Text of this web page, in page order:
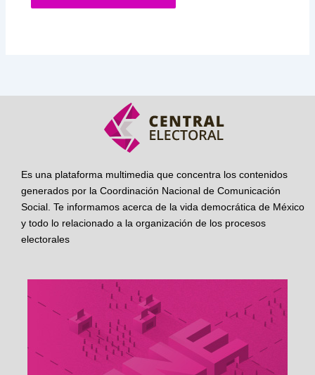
Es una plataforma multimedia que concentra los contenidos
generados por la Coordinación Nacional de Comunicación
Social. Te informamos acerca de la vida democrática de México
y todo lo relacionado a la organización de los procesos
electorales